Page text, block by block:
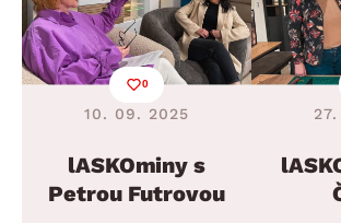
0
10. 09. 2025
lASKOminy s
Petrou Futrovou